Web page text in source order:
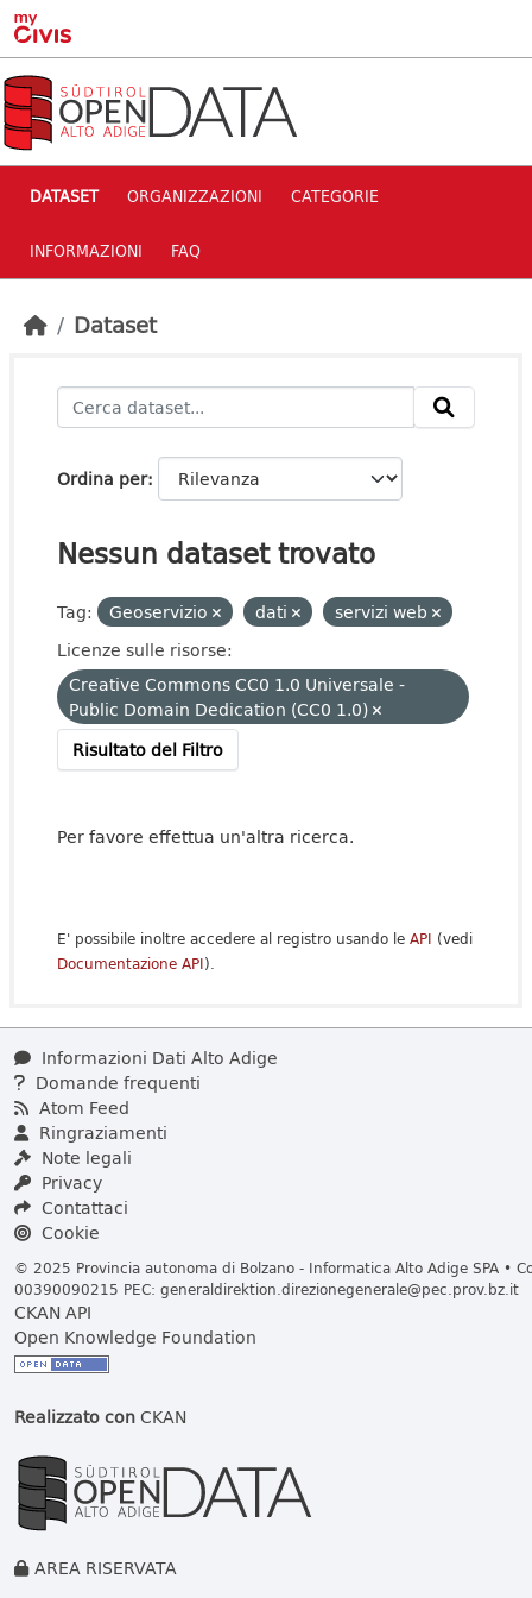
Skip to main content
DATASET ORGANIZZAZIONI CATEGORIE
INFORMAZIONI FAQ
Dataset
Ordina per
Nessun dataset trovato
Tag: Geoservizio dati
servizi web
Licenze sulle risorse:
Creative Commons CC0 1.0 Universale -
Public Domain Dedication (CC0 1.0)
Risultato del Filtro
Per favore effettua un'altra ricerca.
E' possibile inoltre accedere al registro usando le API (vedi
Documentazione API).
Informazioni Dati Alto Adige
Domande frequenti
Atom Feed
Ringraziamenti
Note legali
Privacy
Contattaci
Cookie
© 2025 Provincia autonoma di Bolzano - Informatica Alto Adige SPA •
00390090215 PEC: generaldirektion.direzionegenerale@pec.prov.bz.it
CKAN API
Open Knowledge Foundation
Realizzato conCKAN
AREA RISERVATA